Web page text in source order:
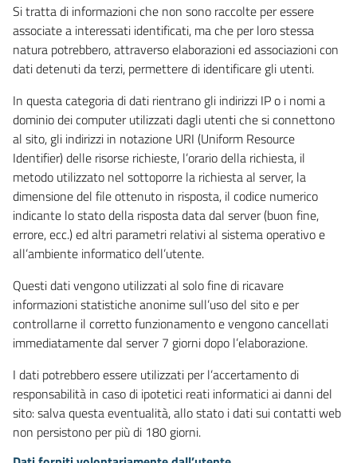
Si tratta di informazioni che non sono raccolte per essere
associate a interessati identificati, ma che per loro stessa
natura potrebbero, attraverso elaborazioni ed associazioni con
dati detenuti da terzi, permettere di identificare gli utenti.
In questa categoria di dati rientrano gli indirizzi IP o i nomi a
dominio dei computer utilizzati dagli utenti che si connettono
al sito, gli indirizzi in notazione URI (Uniform Resource
Identifier) delle risorse richieste, l’orario della richiesta, il
metodo utilizzato nel sottoporre la richiesta al server, la
dimensione del file ottenuto in risposta, il codice numerico
indicante lo stato della risposta data dal server (buon fine,
errore, ecc.) ed altri parametri relativi al sistema operativo e
all’ambiente informatico dell’utente.
Questi dati vengono utilizzati al solo fine di ricavare
informazioni statistiche anonime sull’uso del sito e per
controllarne il corretto funzionamento e vengono cancellati
immediatamente dal server 7 giorni dopo l’elaborazione.
I dati potrebbero essere utilizzati per l’accertamento di
responsabilità in caso di ipotetici reati informatici ai danni del
sito: salva questa eventualità, allo stato i dati sui contatti web
non persistono per più di 180 giorni.